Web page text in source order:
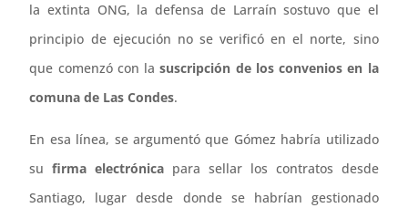
la extinta ONG, la defensa de Larraín sostuvo que el
principio de ejecución no se verificó en el norte, sino
que comenzó con lasuscripción de los convenios en la
comuna de Las Condes.
En esa línea, se argumentó que Gómez habría utilizado
sufirma electrónica para sellar los contratos desde
Santiago, lugar desde donde se habrían gestionado